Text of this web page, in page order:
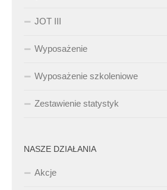
JOT III
Wyposażenie
Wyposażenie szkoleniowe
Zestawienie statystyk
NASZE DZIAŁANIA
Akcje